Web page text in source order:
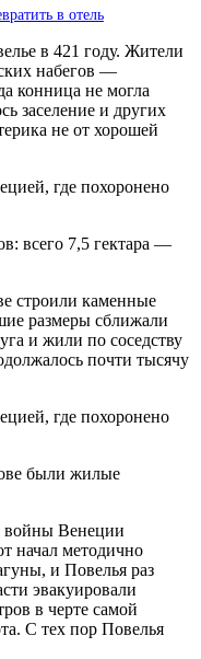
в отель
в 421 году. Жители
набегов —
конница не могла
заселение и других
не от хорошей
всего 7,5 гектара —
строили каменные
размеры сближали
и жили по соседству
почти тысячу
были жилые
войны Венеции
начал методично
и Повелья раз
эвакуировали
в черте самой
С тех пор Повелья